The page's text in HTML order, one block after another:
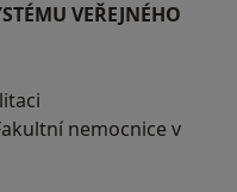
VEŘEJNÉHO
nemocnice v